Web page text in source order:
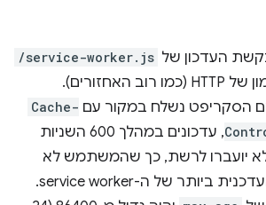
/service-worker.js
תתבצע דרך המטמון של HTTP (כמו רוב האחזורים).
הסקריפט נשלח במקור עם Cache-
, עדכונים במהלך 600 השניות
דקות) לא יועברו לרשת, כך שהמשתמש לא
יקבל את הגרסה העדכנית ביותר של ה-service worker.